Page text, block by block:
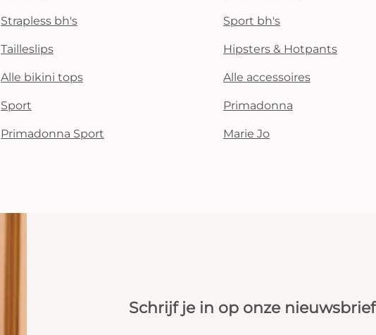
Strapless bh's Sport bh's
Tailleslips Hipsters & Hotpants
Alle bikini tops Alle accessoires
Sport Primadonna
Primadonna Sport Marie Jo
Schrijf je in op onze nieuwsbrief